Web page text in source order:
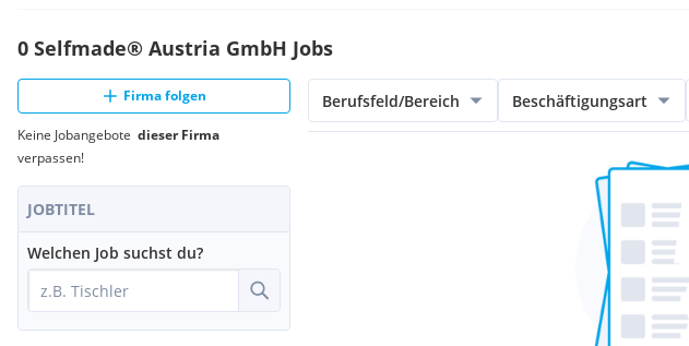
0 Selfmade® Austria GmbH Jobs
Firma folgen
Keine Jobangebote dieser Firma
verpassen!
JOBTITEL
Welchen Job suchst du?
Berufsfeld/Bereich Beschäftigungsart